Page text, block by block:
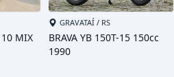
Carregando...
Carregando...